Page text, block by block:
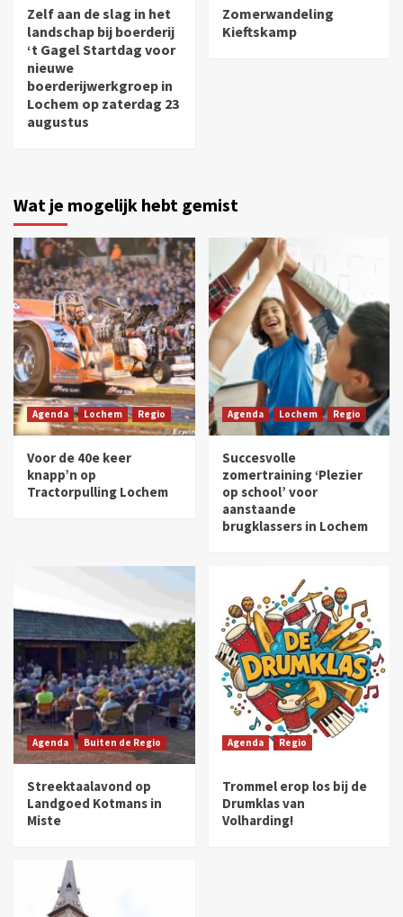
Zelf aan de slag in het
landschap bij boerderij
‘t Gagel Startdag voor
nieuwe
boerderijwerkgroep in
Lochem op zaterdag 23
augustus
Zomerwandeling
Kieftskamp
Wat je mogelijk hebt gemist
Agenda Lochem Regio
Voor de 40e keer
knapp’n op
Tractorpulling Lochem
Agenda Lochem Regio
Succesvolle
zomertraining ‘Plezier
op school’ voor
aanstaande
brugklassers in Lochem
Agenda Buiten de Regio
Streektaalavond op
Landgoed Kotmans in
Miste
Agenda Regio
Trommel erop los bij de
Drumklas van
Volharding!